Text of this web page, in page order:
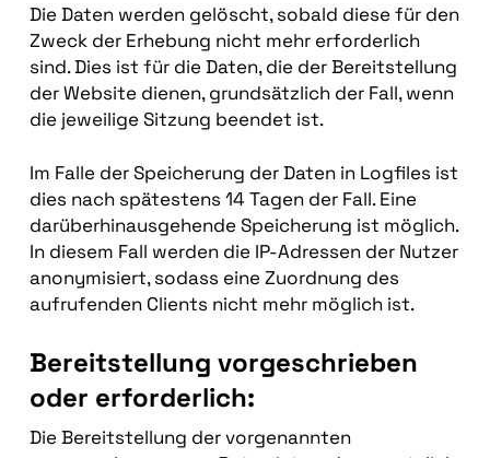
Die Daten werden gelöscht, sobald diese für den
Zweck der Erhebung nicht mehr erforderlich
sind. Dies ist für die Daten, die der Bereitstellung
der Website dienen, grundsätzlich der Fall, wenn
die jeweilige Sitzung beendet ist.
Im Falle der Speicherung der Daten in Logfiles ist
dies nach spätestens 14 Tagen der Fall. Eine
darüberhinausgehende Speicherung ist möglich.
In diesem Fall werden die IP-Adressen der Nutzer
anonymisiert, sodass eine Zuordnung des
aufrufenden Clients nicht mehr möglich ist.
Bereitstellung vorgeschrieben
oder erforderlich:
Die Bereitstellung der vorgenannten